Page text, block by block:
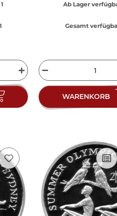
1 Ab Lager
Gesamt
WARENKORB